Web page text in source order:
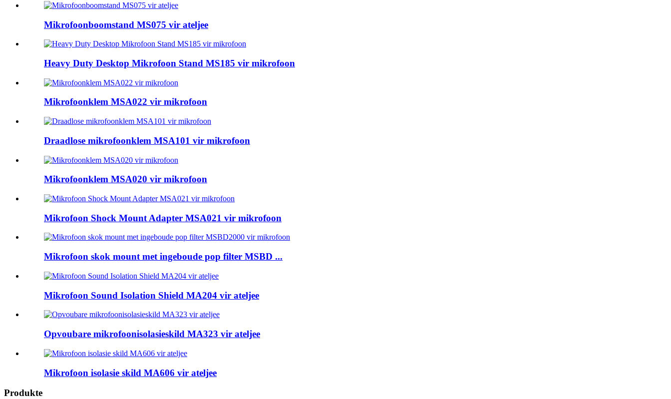
Mikrofoonboomstand MS075 vir ateljee
Heavy Duty Desktop Mikrofoon Stand MS185 vir mikrofoon
Mikrofoonklem MSA022 vir mikrofoon
Draadlose mikrofoonklem MSA101 vir mikrofoon
Mikrofoonklem MSA020 vir mikrofoon
Mikrofoon Shock Mount Adapter MSA021 vir mikrofoon
Mikrofoon skok mount met ingeboude pop filter MSBD ...
Mikrofoon Sound Isolation Shield MA204 vir ateljee
Opvoubare mikrofoonisolasieskild MA323 vir ateljee
Mikrofoon isolasie skild MA606 vir ateljee
Produkte